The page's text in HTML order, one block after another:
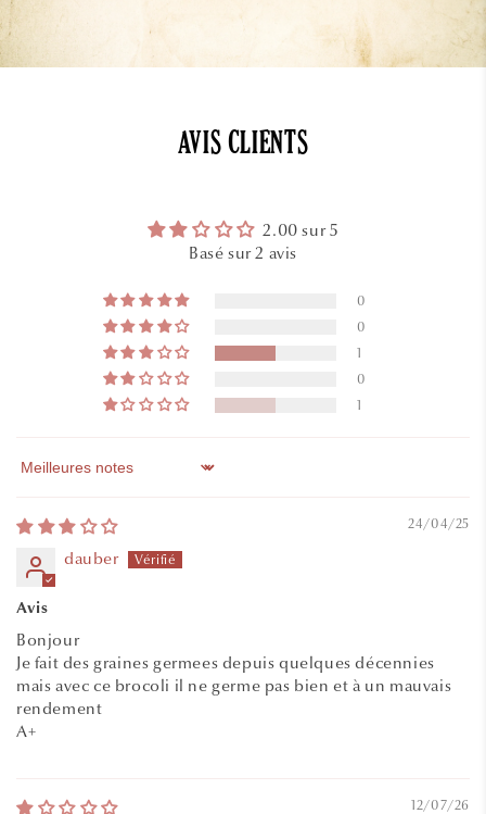
AVIS CLIENTS
2.00 sur 5
Basé sur 2 avis
0
0
1
0
1
Sort by
24/04/25
dauber
Avis
Bonjour
Je fait des graines germees depuis quelques décennies
mais avec ce brocoli il ne germe pas bien et à un mauvais
rendement
A+
12/07/26